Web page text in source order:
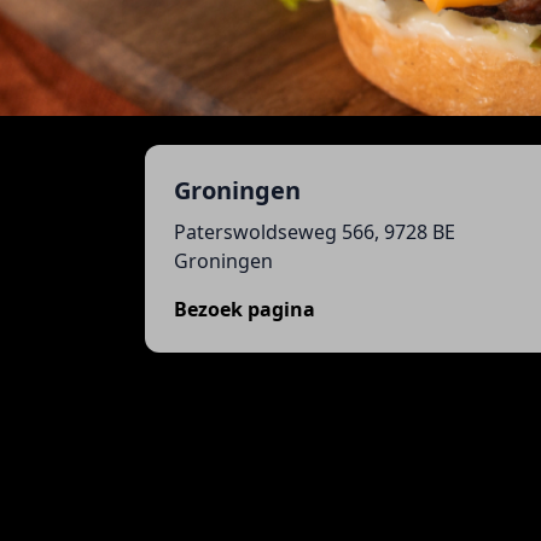
Groningen
Paterswoldseweg 566, 9728 BE
Groningen
Bezoek pagina